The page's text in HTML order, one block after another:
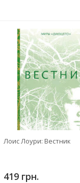
Лоис Лоури: Вестник
419 грн.